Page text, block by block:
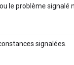
le problème signalé
signalées.